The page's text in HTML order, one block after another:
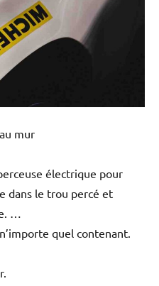
mur
électrique pour
dans le trou percé et
…
quel contenant.